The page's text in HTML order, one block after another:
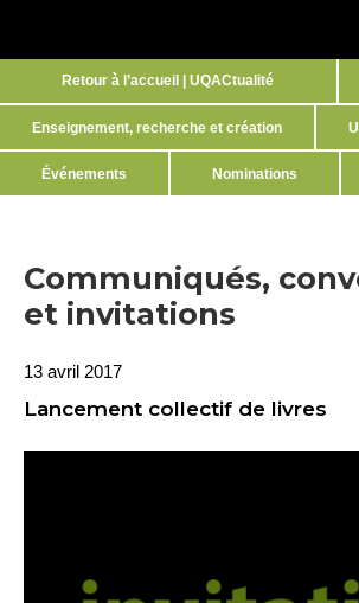
Retour à l’accueil | UQACtualité
Enseignement, recherche et création
Événements Nominations
Communiqués,
et invitations
13 avril 2017
Lancement collectif de livres